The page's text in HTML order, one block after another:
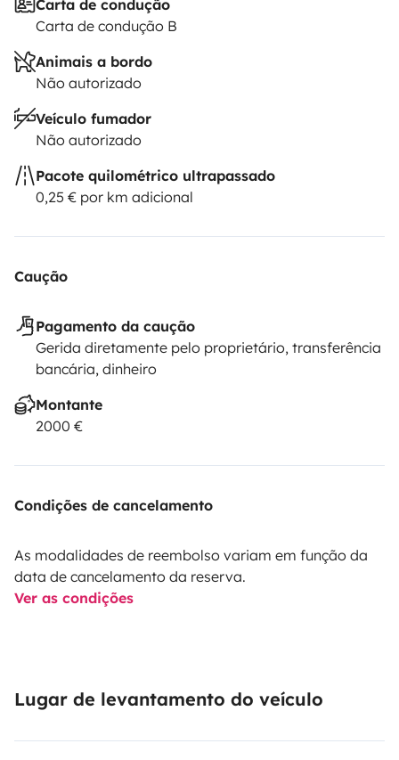
Carta de condução
Carta de condução B
Animais a bordo
Não autorizado
Veículo fumador
Não autorizado
Pacote quilométrico ultrapassado
0,25 € por km adicional
Caução
Pagamento da caução
Gerida diretamente pelo proprietário, transferência
bancária, dinheiro
Montante
2000 €
Condições de cancelamento
As modalidades de reembolso variam em função da
data de cancelamento da reserva.
Ver as condições
Lugar de levantamento do veículo